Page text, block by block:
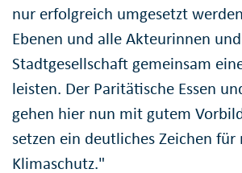
nur erfolgreich umgesetzt
Ebenen und alle Akteurinnen
Stadtgesellschaft gemeinsam
leisten. Der Paritätische Essen
gehen hier nun mit gutem
setzen ein deutliches Zeichen für
Klimaschutz."